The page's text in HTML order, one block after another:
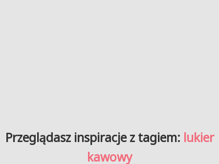
Przeglądasz inspiracje z tagiem: lukier
kawowy